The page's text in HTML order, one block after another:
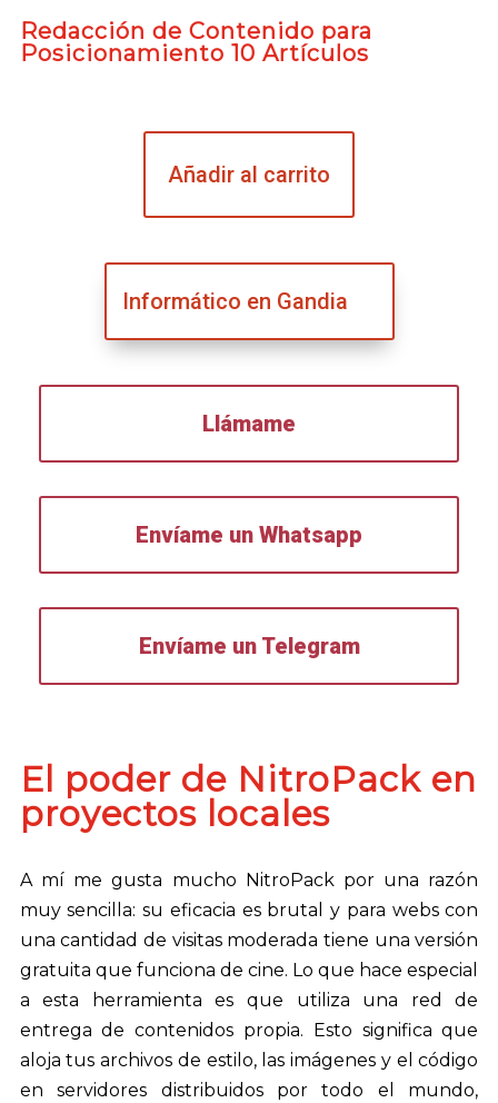
Redacción de Contenido para
Posicionamiento 10 Artículos
Añadir al carrito
Informático en Gandia
Llámame
Envíame un Whatsapp
Envíame un Telegram
El poder de NitroPack en
proyectos locales
A mí me gusta mucho NitroPack por una razón
muy sencilla: su eficacia es brutal y para webs con
una cantidad de visitas moderada tiene una versión
gratuita que funciona de cine. Lo que hace especial
a esta herramienta es que utiliza una red de
entrega de contenidos propia. Esto significa que
aloja tus archivos de estilo, las imágenes y el código
en servidores distribuidos por todo el mundo,